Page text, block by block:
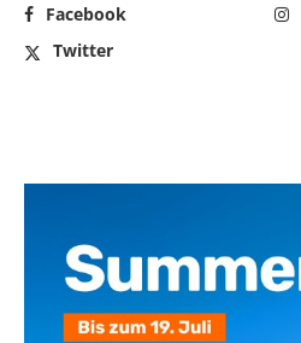
Facebook
Twitter